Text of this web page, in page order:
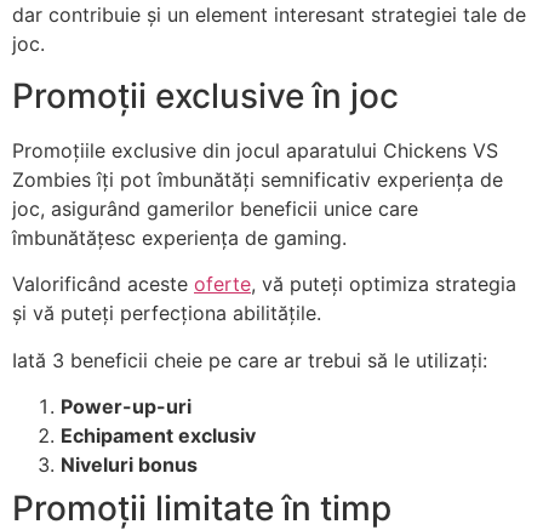
dar contribuie și un element interesant strategiei tale de
joc.
Promoții exclusive în joc
Promoțiile exclusive din jocul aparatului Chickens VS
Zombies îți pot îmbunătăți semnificativ experiența de
joc, asigurând gamerilor beneficii unice care
îmbunătățesc experiența de gaming.
Valorificând aceste oferte, vă puteți optimiza strategia
și vă puteți perfecționa abilitățile.
Iată 3 beneficii cheie pe care ar trebui să le utilizați:
Power-up-uri
Echipament exclusiv
Niveluri bonus
Promoții limitate în timp